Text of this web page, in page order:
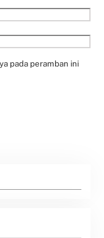
pada peramban ini